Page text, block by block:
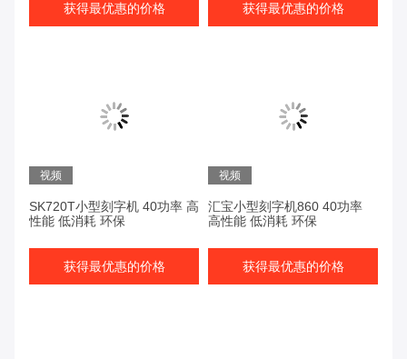
获得最优惠的价格 获得最优惠的价格
视频
SK720T小型刻字机 40功率 高
性能 低消耗 环保
获得最优惠的价格
视频
汇宝小型刻字机860 40功率
高性能 低消耗 环保
获得最优惠的价格